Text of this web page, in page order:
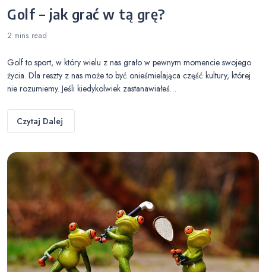
Golf – jak grać w tą grę?
2 mins read
Golf to sport, w który wielu z nas grało w pewnym momencie swojego
życia. Dla reszty z nas może to być onieśmielająca część kultury, której
nie rozumiemy. Jeśli kiedykolwiek zastanawiałeś…
Czytaj Dalej